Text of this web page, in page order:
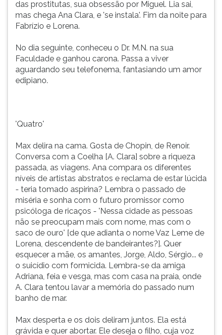
das prostitutas, sua obsessão por Miguel. Lia sai,
mas chega Ana Clara, e 'se instala'. Fim da noite para
Fabrízio e Lorena.
No dia seguinte, conheceu o Dr. M.N. na sua
Faculdade e ganhou carona. Passa a viver
aguardando seu telefonema, fantasiando um amor
edipiano.
'Quatro'
Max delira na cama. Gosta de Chopin, de Renoir.
Conversa com a Coelha [A. Clara] sobre a riqueza
passada, as viagens. Ana compara os diferentes
níveis de artistas abstratos e reclama de estar lúcida
- teria tomado aspirina? Lembra o passado de
miséria e sonha com o futuro promissor como
psicóloga de ricaços - 'Nessa cidade as pessoas
não se preocupam mais com nome, mas com o
saco de ouro' [de que adianta o nome Vaz Leme de
Lorena, descendente de bandeirantes?]. Quer
esquecer a mãe, os amantes, Jorge, Aldo, Sérgio... e
o suicídio com formicida. Lembra-se da amiga
Adriana, feia e vesga, mas com casa na praia, onde
A. Clara tentou lavar a memória do passado num
banho de mar.
Max desperta e os dois deliram juntos. Ela está
grávida e quer abortar. Ele deseja o filho, cuja voz